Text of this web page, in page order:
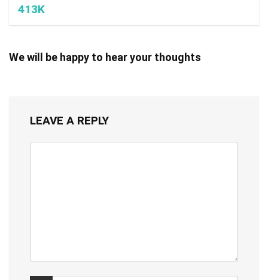
413K
We will be happy to hear your thoughts
LEAVE A REPLY